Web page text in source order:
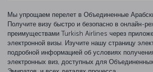
Мы упрощаем перелет в Объединенные
Получите визу быстро и безопасно в онлайн-
преимуществами Turkish Airlines через
электронной визы. Изучите нашу страницу
подробной информацией об условиях
электронных виз, доступных для